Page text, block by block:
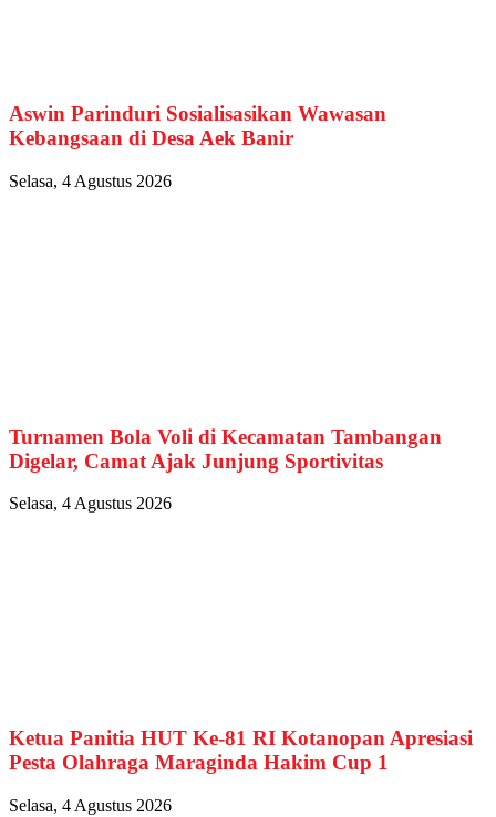
Aswin Parinduri Sosialisasikan Wawasan
Kebangsaan di Desa Aek Banir
Selasa, 4 Agustus 2026
Turnamen Bola Voli di Kecamatan Tambangan
Digelar, Camat Ajak Junjung Sportivitas
Selasa, 4 Agustus 2026
Ketua Panitia HUT Ke-81 RI Kotanopan Apresiasi
Pesta Olahraga Maraginda Hakim Cup 1
Selasa, 4 Agustus 2026